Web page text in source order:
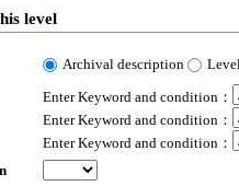
level
Archival description
Enter Keyword and condition：
Enter Keyword and condition：
Enter Keyword and condition：